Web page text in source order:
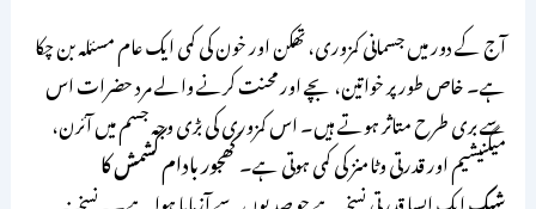
آج کے دور میں جسمانی کمزوری، تھکن اور خون کی کمی ایک عام مسئلہ بن چکا
ہے۔ خاص طور پر خواتین، بچے اور محنت کرنے والے مرد حضرات اس
سے بری طرح متاثر ہوتے ہیں۔ اس کمزوری کی بڑی وجہ جسم میں آئرن،
میگنیشیم اور قدرتی وٹامنز کی کمی ہوتی ہے۔کھجور بادام کشمش کا